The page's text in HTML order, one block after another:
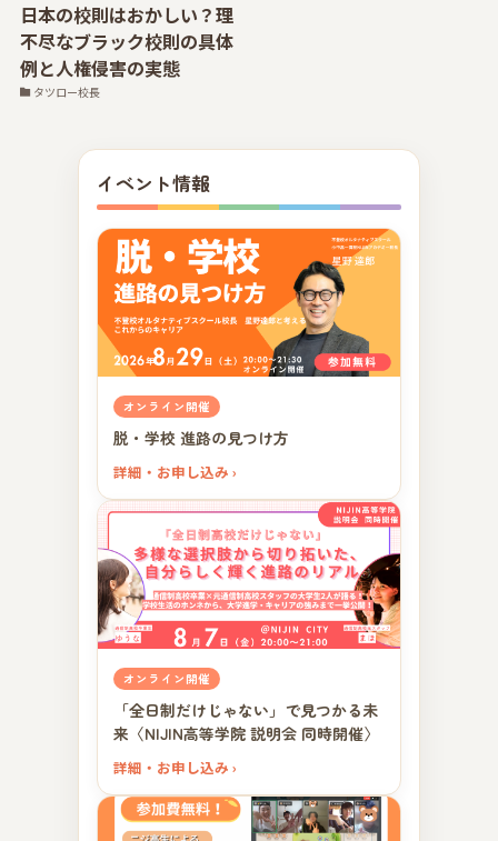
日本の校則はおかしい？理
不尽なブラック校則の具体
例と人権侵害の実態
タツロー校長
イベント情報
オンライン開催
脱・学校 進路の見つけ方
詳細・お申し込み ›
オンライン開催
「全日制だけじゃない」で見つかる未
来〈NIJIN高等学院 説明会 同時開催〉
詳細・お申し込み ›